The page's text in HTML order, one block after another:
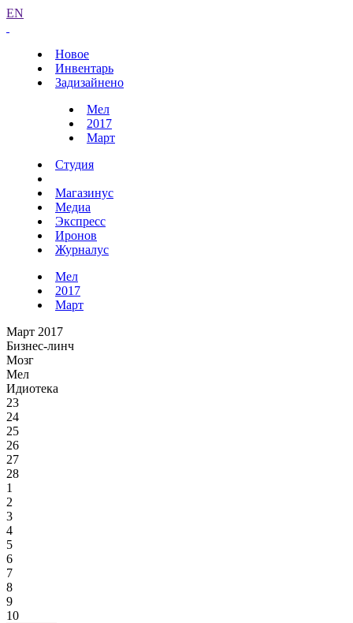
EN
Новое
Инвентарь
Задизайнено
Мел
2017
Март
Студия
Магазинус
Медиа
Экспресс
Иронов
Журналус
Мел
2017
Март
Март 2017
Бизнес-линч
Мозг
Мел
Идиотека
23
24
25
26
27
28
1
2
3
4
5
6
7
8
9
10